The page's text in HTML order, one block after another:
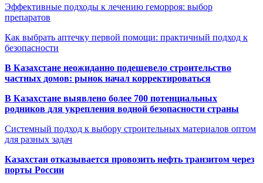
Эффективные подходы к лечению геморроя: выбор
препаратов
Как выбрать аптечку первой помощи: практичный подход к
безопасности
В Казахстане неожиданно подешевело строительство
частных домов: рынок начал корректироваться
В Казахстане выявлено более 700 потенциальных
родников для укрепления водной безопасности страны
Системный подход к выбору строительных материалов оптом
для разных задач
Казахстан отказывается провозить нефть транзитом через
порты России